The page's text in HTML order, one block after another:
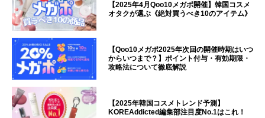
【2025年4月Qoo10メガポ開催】韓国コスメ
オタクが選ぶ《絶対買うべき10のアイテム》
【Qoo10メガポ2025年次回の開催時期はいつ
からいつまで？】ポイント付与・有効期限・
攻略法について徹底解説
【2025年韓国コスメトレンド予測】
KOREAddicted編集部注目度No.1はこれ！